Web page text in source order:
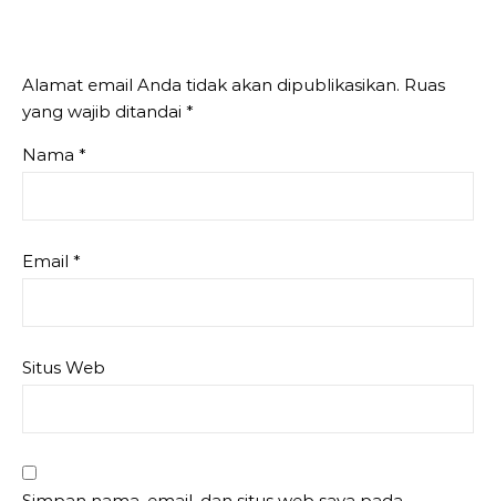
Alamat email Anda tidak akan dipublikasikan. Ruas
yang wajib ditandai *
Nama *
Email *
Situs Web